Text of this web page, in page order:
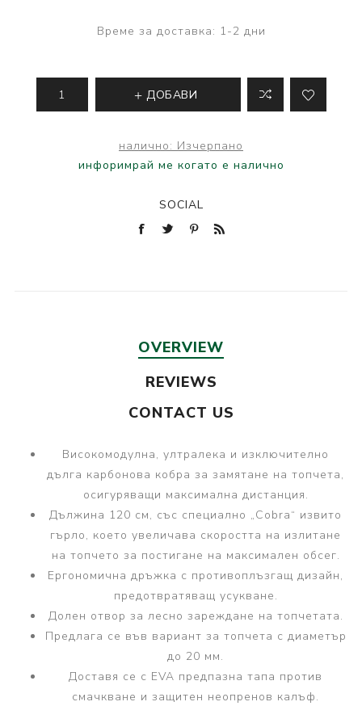
Време за доставка: 1-2 дни
ДОБАВИ
налично: Изчерпано
инфоримрай ме когато е налично
SOCIAL
OVERVIEW
REVIEWS
CONTACT US
Високомодулна, ултралeка и изключително
дълга карбонова кобра за замятане на топчета,
осигуряващи максимална дистанция.
Дължина 120 см, със специално „Cobra“ извито
гърло, което увеличава скоростта на излитане
на топчето за постигане на максимален обсег.
Ергономична дръжка с противоплъзгащ дизайн,
предотвратяващ усукване.
Долен отвор за лесно зареждане на топчетата.
Предлага се във вариант за топчета с диаметър
до 20 мм.
Доставя се с EVA предпазна тапа против
смачкване и защитен неопренов калъф.